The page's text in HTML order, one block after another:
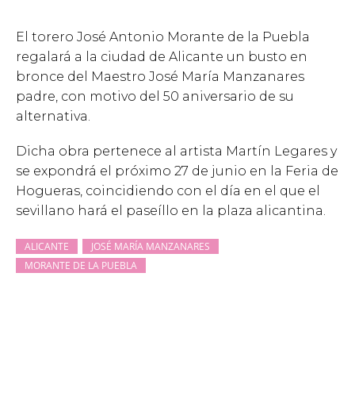
El torero José Antonio Morante de la Puebla
regalará a la ciudad de Alicante un busto en
bronce del Maestro José María Manzanares
padre, con motivo del 50 aniversario de su
alternativa.
Dicha obra pertenece al artista Martín Legares y
se expondrá el próximo 27 de junio en la Feria de
Hogueras, coincidiendo con el día en el que el
sevillano hará el paseíllo en la plaza alicantina.
ALICANTE
JOSÉ MARÍA MANZANARES
MORANTE DE LA PUEBLA